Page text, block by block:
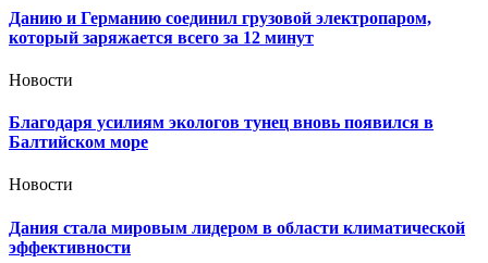
Данию и Германию соединил грузовой электропаром,
который заряжается всего за 12 минут
Новости
Благодаря усилиям экологов тунец вновь появился в
Балтийском море
Новости
Дания стала мировым лидером в области климатической
эффективности